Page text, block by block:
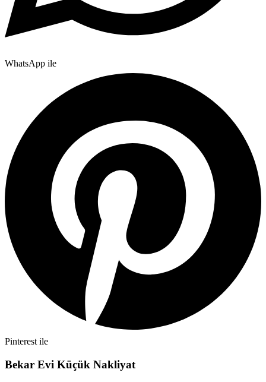
WhatsApp ile
Pinterest ile
Bekar Evi Küçük Nakliyat